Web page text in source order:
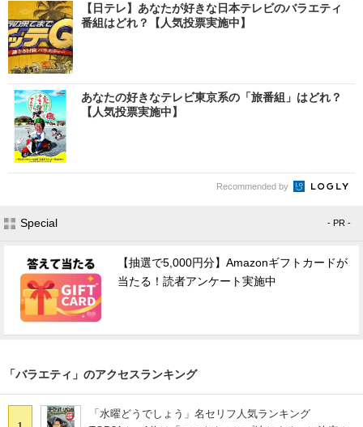
【日テレ】あなたが好きな日本テレビのバラエティ
番組はどれ？【人気投票実施中】
あなたの好きなテレビ東京系の「旅番組」はどれ？
【人気投票実施中】
Recommended by
Special - PR -
【抽選で5,000円分】Amazonギフトカードが
当たる！読者アンケート実施中
「バラエティ」のアクセスランキング
「水曜どうでしょう」名セリフ人気ランキング